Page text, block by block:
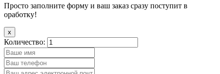
Просто заполните форму и ваш заказ сразу поступит в
оработку!
x
Количество: